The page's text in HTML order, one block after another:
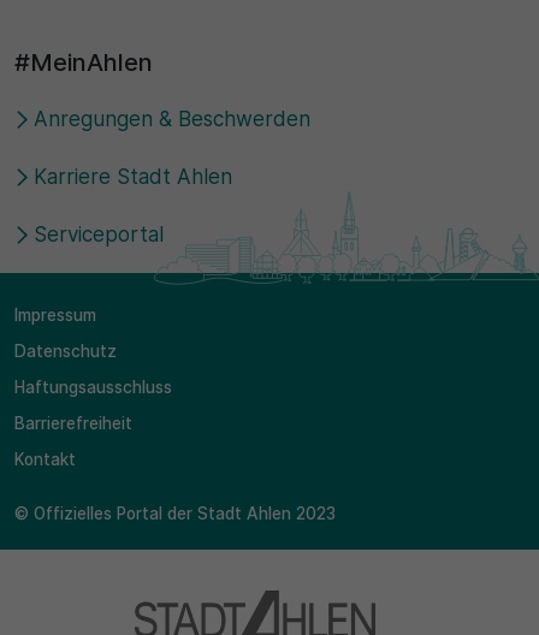
#MeinAhlen
Anregungen & Beschwerden
Karriere Stadt Ahlen
Serviceportal
Impressum
Datenschutz
Haftungsausschluss
Barrierefreiheit
Kontakt
© Offizielles Portal der Stadt Ahlen 2023